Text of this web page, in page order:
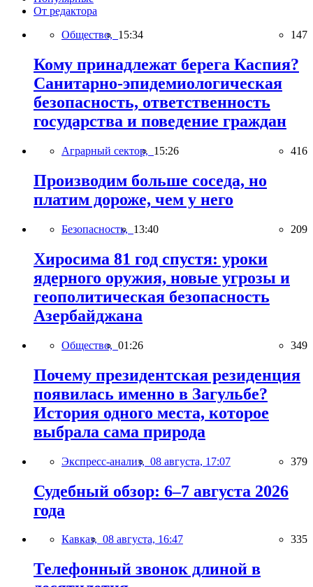
От редактора
Общество, 15:34 147
Кому принадлежат берега Каспия?
Санитарно-эпидемиологическая
безопасность, ответственность
государства и поведение граждан
Аграрный сектор, 15:26 416
Производим больше соседа, но
платим дороже, чем у него
Безопасность, 13:40 209
Хиросима 81 год спустя: уроки
ядерного оружия, новые угрозы и
геополитическая безопасность
Азербайджана
Общество, 01:26 349
Почему президентская резиденция
появилась именно в Загульбе?
История одного места, которое
выбрала сама природа
Экспресс-анализ, 08 августа, 17:07 379
Судебный обзор: 6–7 августа 2026
года
Кавказ, 08 августа, 16:47 335
Телефонный звонок длиной в